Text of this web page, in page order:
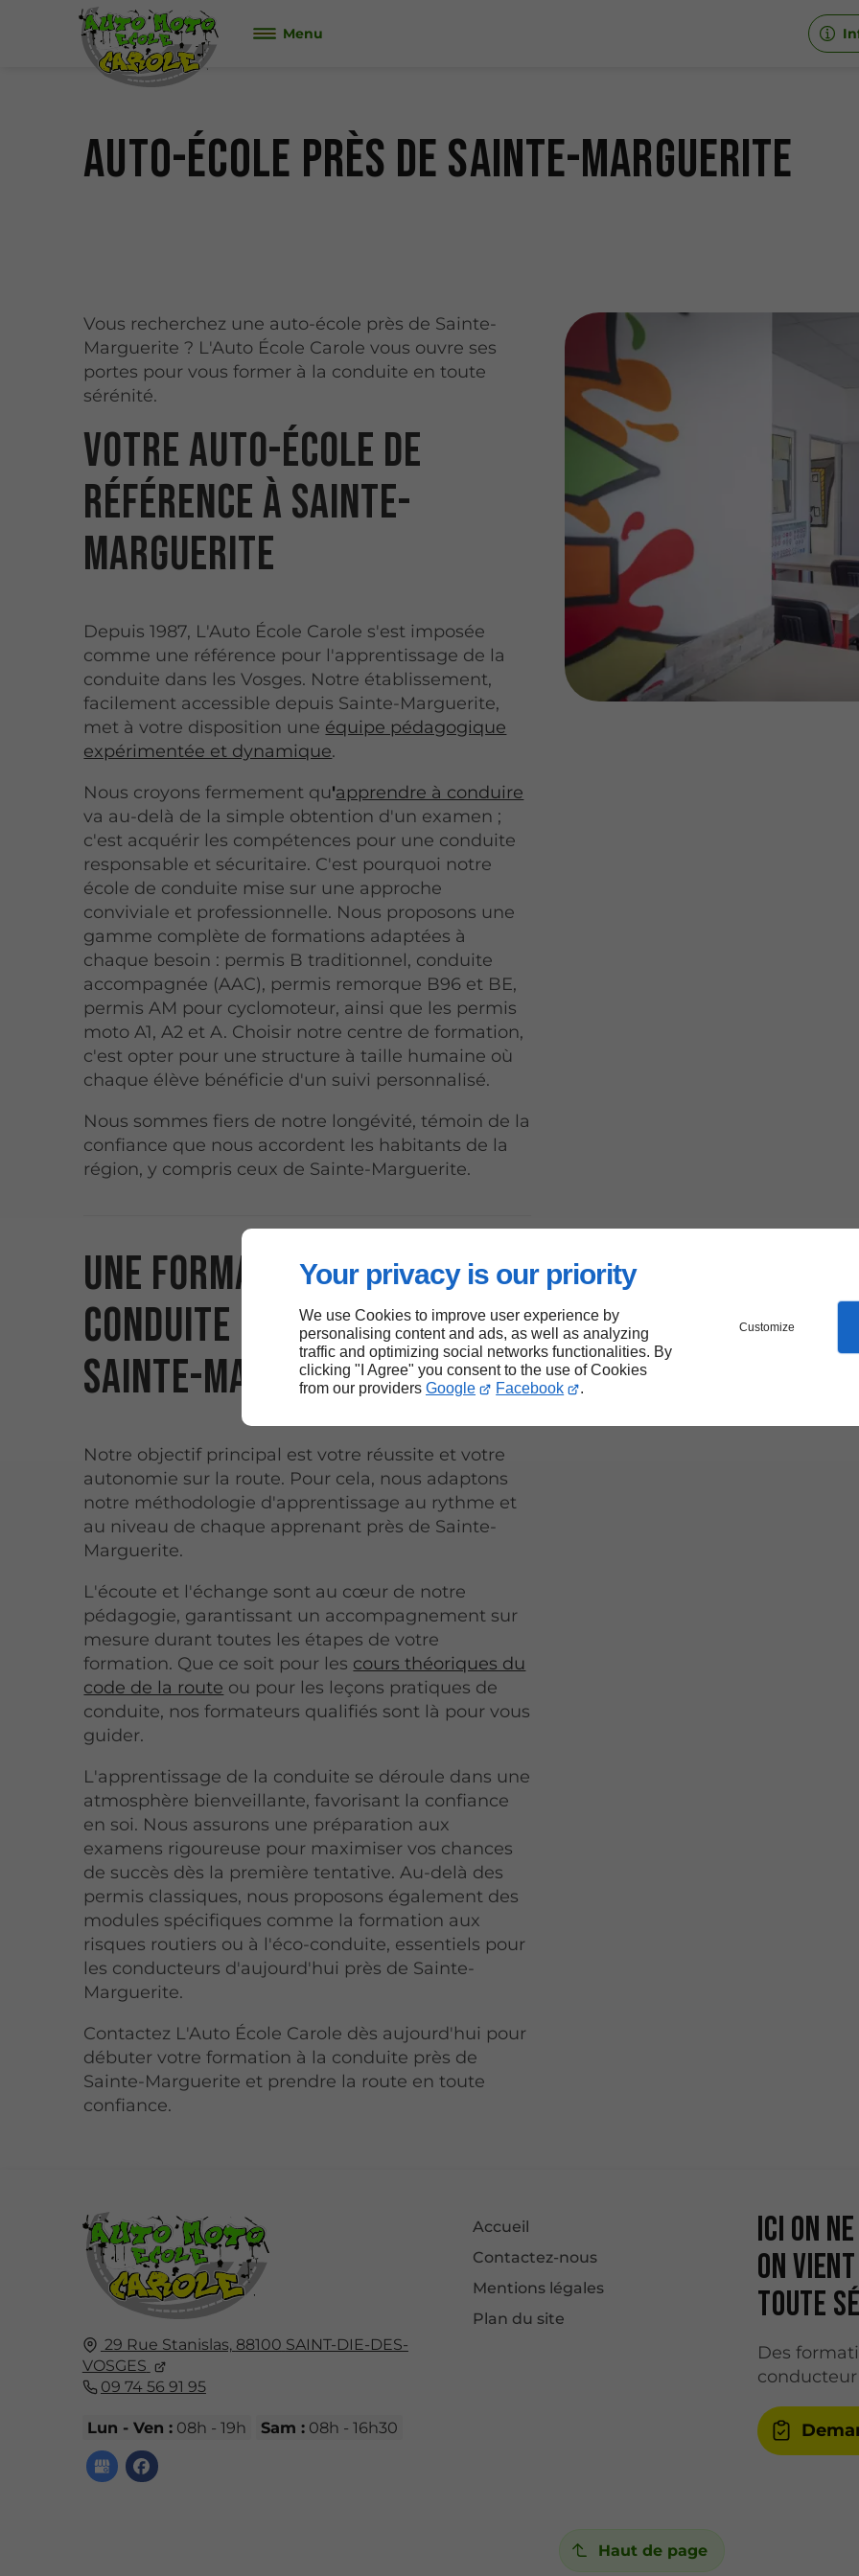
Your privacy is our priority
We use Cookies to improve user experience by
personalising content and ads, as well as analyzing
traffic and optimizing social networks functionalities. By
clicking "I Agree" you consent to the use of Cookies
from our providers Google Facebook .
Customize
Menu
Auto-école près de Sainte-Marguerite
Vous recherchez une auto-école près de Sainte-
Marguerite ? L'Auto École Carole vous ouvre ses
portes pour vous former à la conduite en toute
sérénité.
Votre auto-école de
référence à Sainte-
Marguerite
Depuis 1987, L'Auto École Carole s'est imposée
comme une référence pour l'apprentissage de la
conduite dans les Vosges. Notre établissement,
facilement accessible depuis Sainte-Marguerite,
met à votre disposition une équipe pédagogique
expérimentée et dynamique.
Nous croyons fermement qu'apprendre à conduire
va au-delà de la simple obtention d'un examen ;
c'est acquérir les compétences pour une conduite
responsable et sécuritaire. C'est pourquoi notre
école de conduite mise sur une approche
conviviale et professionnelle. Nous proposons une
gamme complète de formations adaptées à
chaque besoin : permis B traditionnel, conduite
accompagnée (AAC), permis remorque B96 et BE,
permis AM pour cyclomoteur, ainsi que les permis
moto A1, A2 et A. Choisir notre centre de formation,
c'est opter pour une structure à taille humaine où
chaque élève bénéficie d'un suivi personnalisé.
Nous sommes fiers de notre longévité, témoin de la
confiance que nous accordent les habitants de la
région, y compris ceux de Sainte-Marguerite.
Une formation à la
conduite réussie près de
Sainte-Marguerite
Notre objectif principal est votre réussite et votre
autonomie sur la route. Pour cela, nous adaptons
notre méthodologie d'apprentissage au rythme et
au niveau de chaque apprenant près de Sainte-
Marguerite.
L'écoute et l'échange sont au cœur de notre
pédagogie, garantissant un accompagnement sur
mesure durant toutes les étapes de votre
formation. Que ce soit pour les cours théoriques du
code de la route ou pour les leçons pratiques de
conduite, nos formateurs qualifiés sont là pour vous
guider.
L'apprentissage de la conduite se déroule dans une
atmosphère bienveillante, favorisant la confiance
en soi. Nous assurons une préparation aux
examens rigoureuse pour maximiser vos chances
de succès dès la première tentative. Au-delà des
permis classiques, nous proposons également des
modules spécifiques comme la formation aux
risques routiers ou à l'éco-conduite, essentiels pour
les conducteurs d'aujourd'hui près de Sainte-
Marguerite.
Contactez L'Auto École Carole dès aujourd'hui pour
débuter votre formation à la conduite près de
Sainte-Marguerite et prendre la route en toute
confiance.
29 Rue Stanislas, 88100 SAINT-DIE-DES-
VOSGES
09 74 56 91 95
Lun - Ven :08h - 19h Sam :08h - 16h30
Accueil
Contactez-nous
Mentions légales
Plan du site
Ici on
on
toute
Des
Haut de page